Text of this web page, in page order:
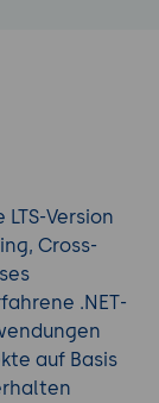
Version
Cross-
.NET-
auf Basis